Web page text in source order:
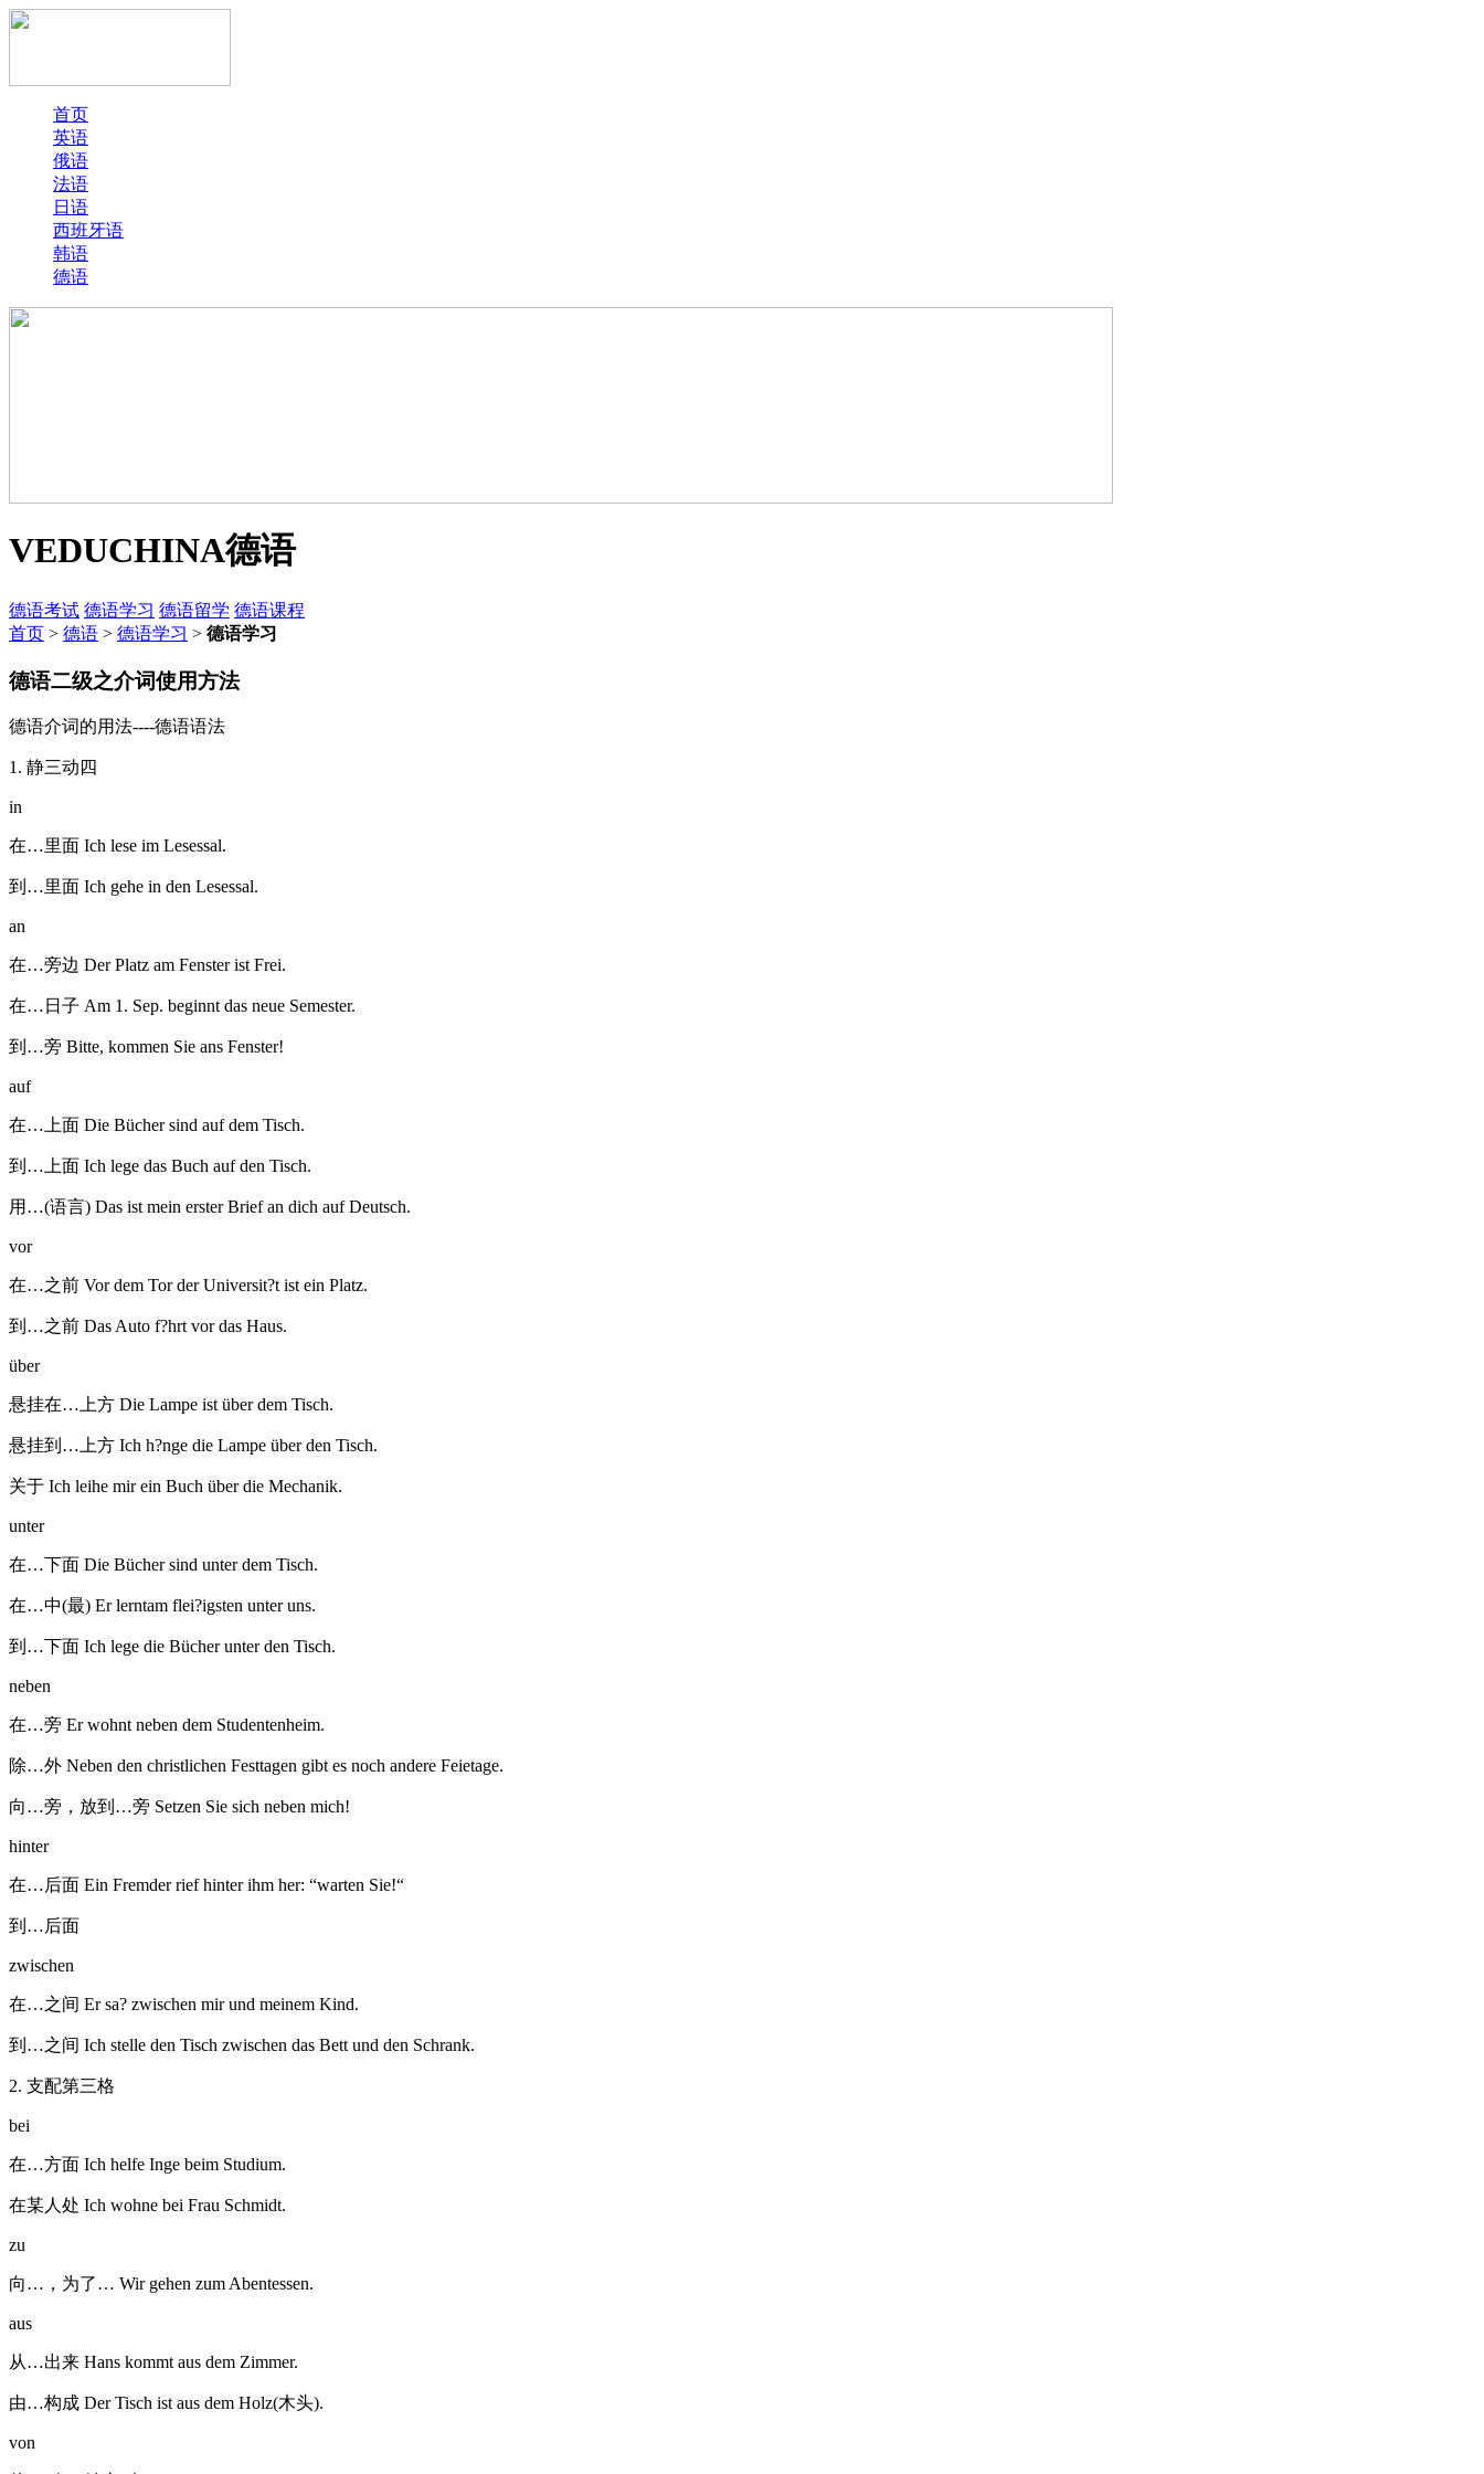
首页
英语
俄语
法语
日语
西班牙语
韩语
德语
VEDUCHINA德语
德语考试 德语学习 德语留学 德语课程
首页 > 德语 > 德语学习 > 德语学习
德语二级之介词使用方法
德语介词的用法----德语语法
1. 静三动四
in
在…里面 Ich lese im Lesessal.
到…里面 Ich gehe in den Lesessal.
an
在…旁边 Der Platz am Fenster ist Frei.
在…日子 Am 1. Sep. beginnt das neue Semester.
到…旁 Bitte, kommen Sie ans Fenster!
auf
在…上面 Die Bücher sind auf dem Tisch.
到…上面 Ich lege das Buch auf den Tisch.
用…(语言) Das ist mein erster Brief an dich auf Deutsch.
vor
在…之前 Vor dem Tor der Universit?t ist ein Platz.
到…之前 Das Auto f?hrt vor das Haus.
über
悬挂在…上方 Die Lampe ist über dem Tisch.
悬挂到…上方 Ich h?nge die Lampe über den Tisch.
关于 Ich leihe mir ein Buch über die Mechanik.
unter
在…下面 Die Bücher sind unter dem Tisch.
在…中(最) Er lerntam flei?igsten unter uns.
到…下面 Ich lege die Bücher unter den Tisch.
neben
在…旁 Er wohnt neben dem Studentenheim.
除…外 Neben den christlichen Festtagen gibt es noch andere Feietage.
向…旁，放到…旁 Setzen Sie sich neben mich!
hinter
在…后面 Ein Fremder rief hinter ihm her: “warten Sie!“
到…后面
zwischen
在…之间 Er sa? zwischen mir und meinem Kind.
到…之间 Ich stelle den Tisch zwischen das Bett und den Schrank.
2. 支配第三格
bei
在…方面 Ich helfe Inge beim Studium.
在某人处 Ich wohne bei Frau Schmidt.
zu
向…，为了… Wir gehen zum Abentessen.
aus
从…出来 Hans kommt aus dem Zimmer.
由…构成 Der Tisch ist aus dem Holz(木头).
von